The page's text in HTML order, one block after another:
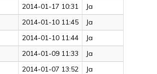
2014-01-17 10:31
Ja
2014-01-10 11:45
Ja
2014-01-10 11:44
Ja
2014-01-09 11:33
Ja
2014-01-07 13:52
Ja